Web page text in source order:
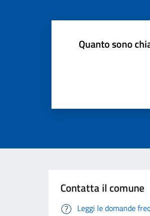
Quanto sono
Contatta il comune
Leggi le domande